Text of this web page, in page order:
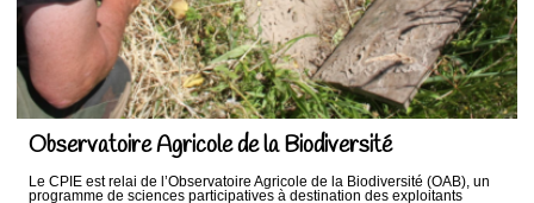
Observatoire Agricole de la Biodiversité
Le CPIE est relai de l’Observatoire Agricole de la Biodiversité (OAB), un
programme de sciences participatives à destination des exploitants